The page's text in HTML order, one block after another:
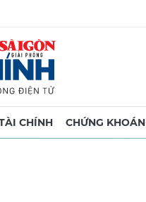
TÀI CHÍNH CHỨNG KHOÁN